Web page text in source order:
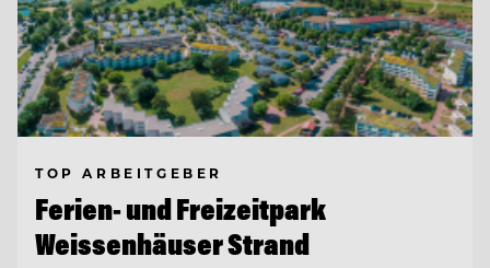
TOP ARBEITGEBER
Ferien- und Freizeitpark
Weissenhäuser Strand